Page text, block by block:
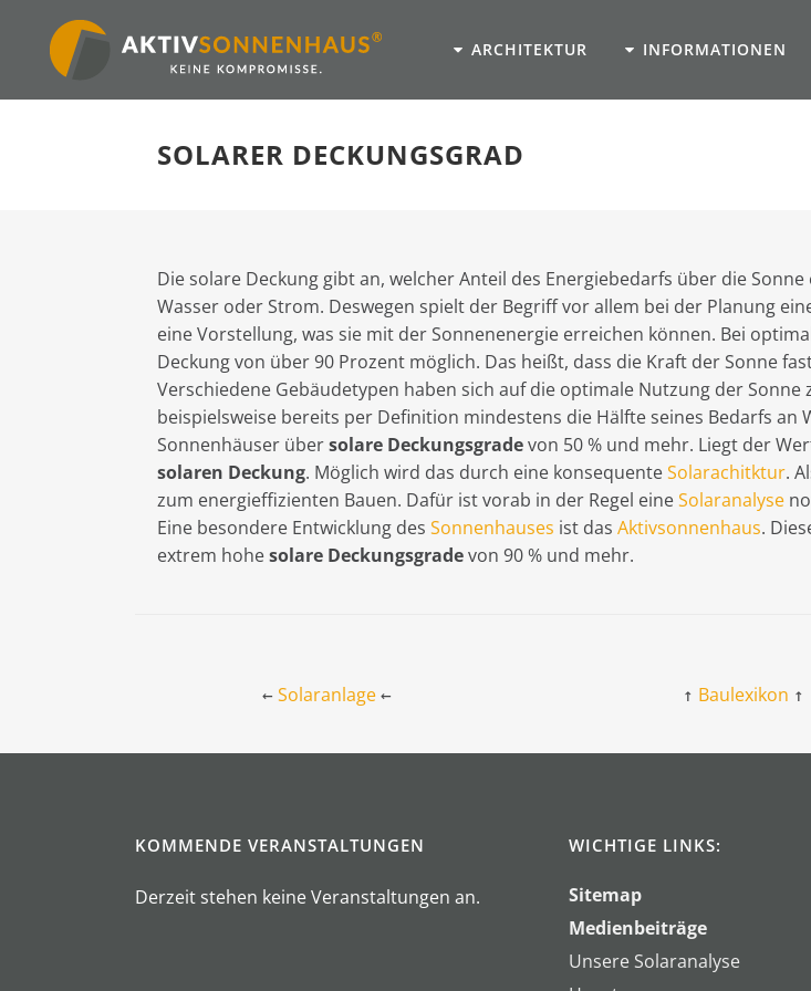
ARCHITEKTUR INFORMATIONEN
SOLARER DECKUNGSGRAD
Die solare Deckung gibt an, welcher Anteil des Energiebedarfs über die
Wasser oder Strom. Deswegen spielt der Begriff vor allem bei der Planung
eine Vorstellung, was sie mit der Sonnenenergie erreichen können. Bei
Deckung von über 90 Prozent möglich. Das heißt, dass die Kraft der Sonne
Verschiedene Gebäudetypen haben sich auf die optimale Nutzung der
beispielsweise bereits per Definition mindestens die Hälfte seines Bedarfs an
Sonnenhäuser übersolare Deckungsgradevon 50 % und mehr. Liegt der
solaren Deckung. Möglich wird das durch eine konsequenteSolarachitktur.
zum energieffizienten Bauen. Dafür ist vorab in der Regel eineSolaranalyse
Eine besondere Entwicklung des Sonnenhauses ist das Aktivsonnenhaus.
extrem hohesolare Deckungsgradevon 90 % und mehr.
← Solaranlage ← ↑ Baulexikon ↑
KOMMENDE VERANSTALTUNGEN
Derzeit stehen keine Veranstaltungen an.
WICHTIGE LINKS:
Sitemap
Medienbeiträge
Unsere Solaranalyse